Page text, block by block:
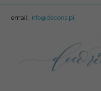
email: info@decoris.pl